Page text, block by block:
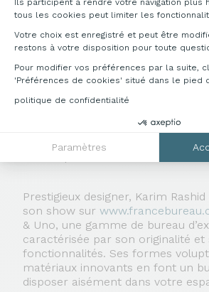
tous les cookies peut limiter les
Votre choix est enregistré et peut être
restons à votre disposition pour toute
Pour modifier vos préférences par la suite,
'Préférences de cookies' situé dans le pied
politique de confidentialité
Paramètres
Tecno, c’est le designer Norman
offre un retour à la tradition avec
satellites. Caractérisé par son
d’exception se décline en
pour que vous puissiez composer
vous faut. Autant vous démarquer
aujourd'hui. Avec son plateau en
valeur votre fauteuil de bureau et
Prestigieux designer, Karim
son show sur
& Uno, une gamme de bureau
caractérisée par son originalité et
fonctionnalités. Ses formes
matériaux innovants en font un
disposer aisément dans votre